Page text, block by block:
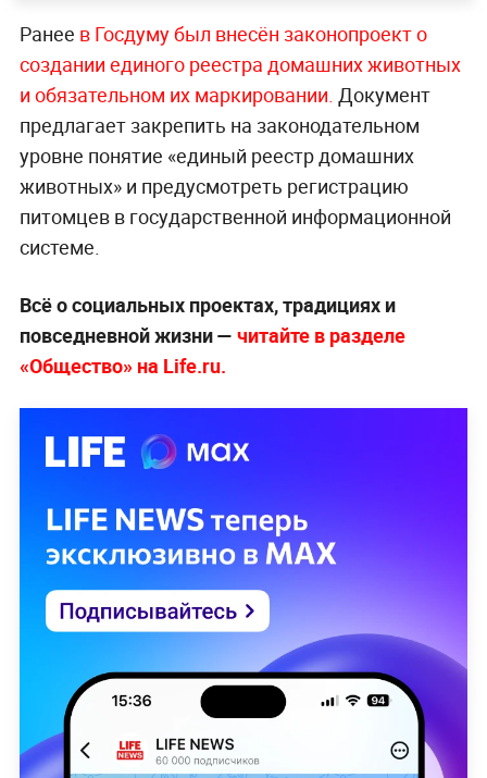
Ранее в Госдуму был внесён законопроект о
создании единого реестра домашних животных
и обязательном их маркировании. Документ
предлагает закрепить на законодательном
уровне понятие «единый реестр домашних
животных» и предусмотреть регистрацию
питомцев в государственной информационной
системе.
Всё о социальных проектах, традициях и
повседневной жизни — читайте в разделе
«Общество» на Life.ru.